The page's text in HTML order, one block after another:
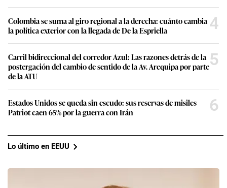
Colombia se suma al giro regional a la derecha: cuánto cambia
la política exterior con la llegada de De la Espriella
4
Carril bidireccional del corredor Azul: Las razones detrás de la
postergación del cambio de sentido de la Av. Arequipa por parte
de la ATU
5
Estados Unidos se queda sin escudo: sus reservas de misiles
Patriot caen 65% por la guerra con Irán
6
Lo último en EEUU